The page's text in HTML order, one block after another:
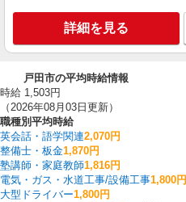
詳細を見る
戸田市の平均時給情報
時給 1,503円
（2026年08月03日更新）
職種別平均時給
英会話・語学関連2,070円
整備士・板金1,870円
塾講師・家庭教師1,816円
電気・ガス・水道工事/設備工事1,800円
大型ドライバー1,800円